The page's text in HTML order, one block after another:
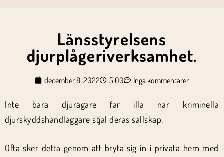
Länsstyrelsens
djurplågeriverksamhet.
december 8, 2022 5:00 Inga kommentarer
Inte bara djurägare far illa när kriminella
djurskyddshandläggare stjäl deras sällskap.
Ofta sker detta genom att bryta sig in i privata hem med